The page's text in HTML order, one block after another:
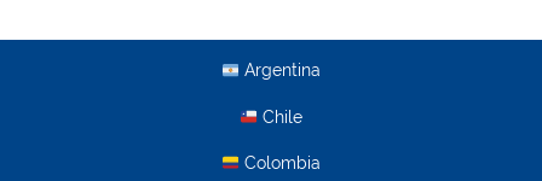
Argentina
Chile
Colombia